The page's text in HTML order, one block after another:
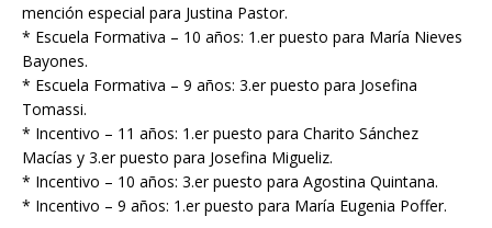
mención especial para Justina Pastor.
* Escuela Formativa – 10 años: 1.er puesto para María Nieves
Bayones.
* Escuela Formativa – 9 años: 3.er puesto para Josefina
Tomassi.
* Incentivo – 11 años: 1.er puesto para Charito Sánchez
Macías y 3.er puesto para Josefina Migueliz.
* Incentivo – 10 años: 3.er puesto para Agostina Quintana.
* Incentivo – 9 años: 1.er puesto para María Eugenia Poffer.